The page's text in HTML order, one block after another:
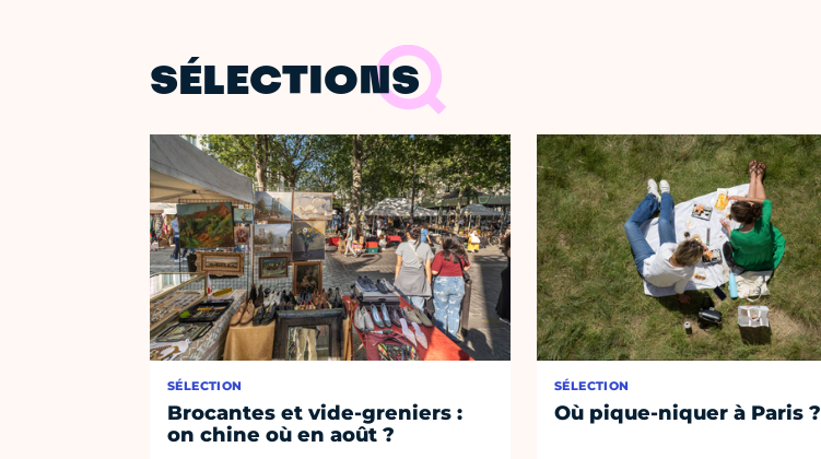
SÉLECTIONS
SÉLECTION
Brocantes et vide-greniers :
on chine où en août ?
SÉLECTION
Où pique-niquer à Paris ?